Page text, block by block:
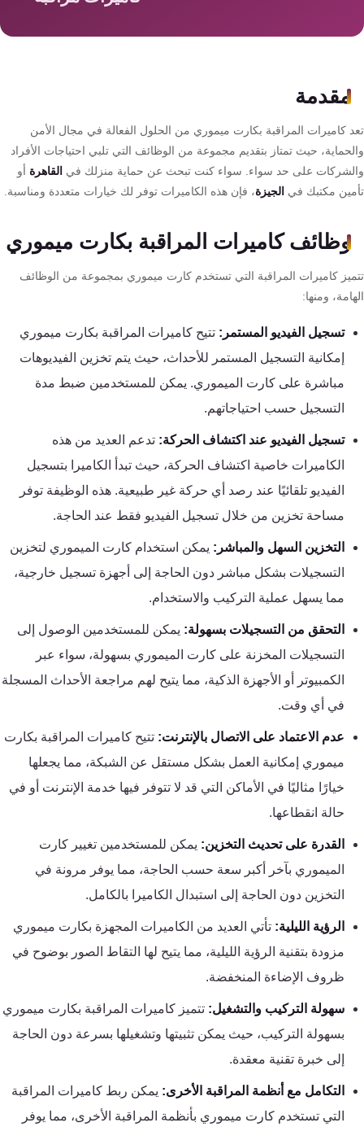
مقدمة
كاميرات المراقبة بكارت ميموري من الحلول الفعالة في مجال الأمن
حيث تمتاز بتقديم مجموعة من الوظائف التي تلبي احتياجات الأفراد
على حد سواء. سواء كنت تبحث عن حماية منزلك فيالقاهرةأو
مكتبك فيالجيزة، فإن هذه الكاميرات توفر لك خيارات متعددة ومناسبة.
وظائف كاميرات المراقبة بكارت ميموري
كاميرات المراقبة التي تستخدم كارت ميموري بمجموعة من الوظائف
ومنها:
تسجيل الفيديو المستمر:تتيح كاميرات المراقبة بكارت ميموري
إمكانية التسجيل المستمر للأحداث، حيث يتم تخزين الفيديوهات
مباشرة على كارت الميموري. يمكن للمستخدمين ضبط مدة
التسجيل حسب احتياجاتهم.
تسجيل الفيديو عند اكتشاف الحركة:تدعم العديد من هذه
الكاميرات خاصية اكتشاف الحركة، حيث تبدأ الكاميرا بتسجيل
الفيديو تلقائيًا عند رصد أي حركة غير طبيعية. هذه الوظيفة توفر
مساحة تخزين من خلال تسجيل الفيديو فقط عند الحاجة.
التخزين السهل والمباشر:يمكن استخدام كارت الميموري لتخزين
التسجيلات بشكل مباشر دون الحاجة إلى أجهزة تسجيل خارجية،
مما يسهل عملية التركيب والاستخدام.
التحقق من التسجيلات بسهولة:يمكن للمستخدمين الوصول إلى
التسجيلات المخزنة على كارت الميموري بسهولة، سواء عبر
الكمبيوتر أو الأجهزة الذكية، مما يتيح لهم مراجعة الأحداث المسجلة
في أي وقت.
عدم الاعتماد على الاتصال بالإنترنت:تتيح كاميرات المراقبة بكارت
ميموري إمكانية العمل بشكل مستقل عن الشبكة، مما يجعلها
خيارًا مثاليًا في الأماكن التي قد لا تتوفر فيها خدمة الإنترنت أو في
حالة انقطاعها.
القدرة على تحديث التخزين:يمكن للمستخدمين تغيير كارت
الميموري بآخر أكبر سعة حسب الحاجة، مما يوفر مرونة في
التخزين دون الحاجة إلى استبدال الكاميرا بالكامل.
الرؤية الليلية:تأتي العديد من الكاميرات المجهزة بكارت ميموري
مزودة بتقنية الرؤية الليلية، مما يتيح لها التقاط الصور بوضوح في
ظروف الإضاءة المنخفضة.
سهولة التركيب والتشغيل: تتميز كاميرات المراقبة بكارت ميموري
بسهولة التركيب، حيث يمكن تثبيتها وتشغيلها بسرعة دون الحاجة
إلى خبرة تقنية معقدة.
التكامل مع أنظمة المراقبة الأخرى:يمكن ربط كاميرات المراقبة
التي تستخدم كارت ميموري بأنظمة المراقبة الأخرى، مما يوفر
هوم
سيستم
حلول
أمنية
للشركات
جهاز
بصمة
الحضور
والانصراف
شبكات
المحمول
والانترنت
انتركم
السرقة
أنظمة
إنذار
الحريق
كنترول